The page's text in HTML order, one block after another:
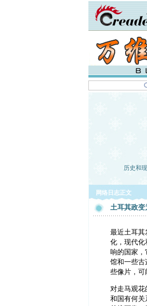
历史和
网络日志正文
土耳其政变
最近土耳其
化，现代化
响的国家，
馆和一些古
些像片，可
对走马观花
和国有何关